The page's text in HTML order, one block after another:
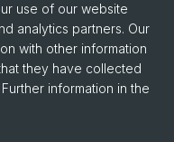
use of our website
analytics partners. Our
with other information
they have collected
information in the